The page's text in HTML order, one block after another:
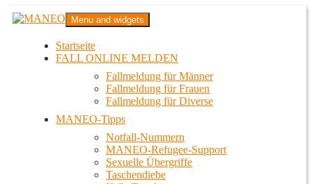
Zum
InhaltMANEO
Das schwule Anti-Gewalt-Projekt in Berlin
Menu and widgets
Startseite
FALL ONLINE MELDEN
Fallmeldung für Männer
Fallmeldung für Frauen
Fallmeldung für Diverse
MANEO-Tipps
Notfall-Nummern
MANEO-Refugee-Support
Sexuelle Übergriffe
Taschendiebe